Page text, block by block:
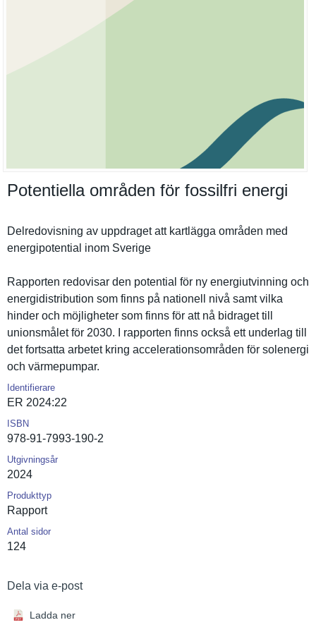
Potentiella områden för fossilfri energi
Delredovis­ning av uppdraget att kartlägga områden med
energipote­ntial inom Sverige
Rapporten redovisar den potential för ny energiutvi­nning och
energidist­ribution som finns på nationell nivå samt vilka
hinder och möjlighete­r som finns för att nå bidraget till
unionsmåle­t för 2030. I rapporten finns också ett underlag till
det fortsatta arbetet kring accelerati­onsområden för solenergi
och värmepumpa­r.
Identifierare
ER 2024:22
ISBN
978-91-7993-190-2
Utgivningsår
2024
Produkttyp
Rapport
Antal sidor
124
Dela via e-post
Ladda ner